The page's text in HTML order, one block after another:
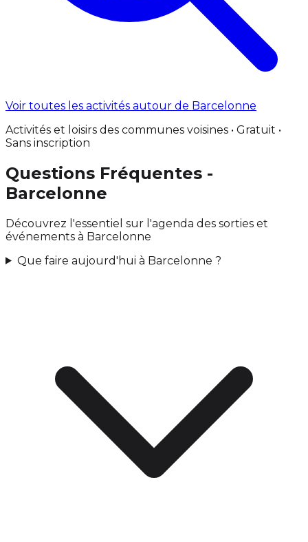
Voir toutes les activités autour de Barcelonne
Activités et loisirs des communes voisines • Gratuit •
Sans inscription
Questions Fréquentes -
Barcelonne
Découvrez l'essentiel sur l'agenda des sorties et
événements à Barcelonne
Que faire aujourd'hui à Barcelonne ?